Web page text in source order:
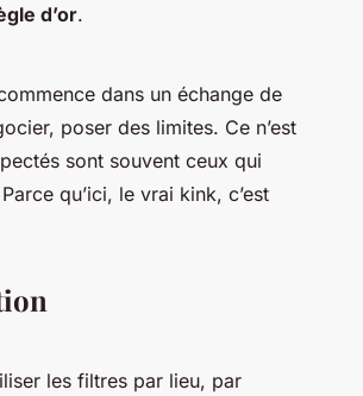
d’or.
dans un échange de
poser des limites. Ce n’est
sont souvent ceux qui
qu’ici, le vrai kink, c’est
les filtres par lieu, par